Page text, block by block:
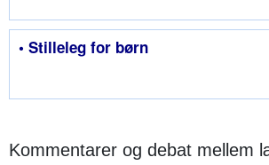
• Stilleleg for børn
Kommentarer og debat mellem